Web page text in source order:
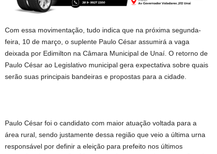
Com essa movimentação, tudo indica que na próxima segunda-
feira, 10 de março, o suplente Paulo César assumirá a vaga
deixada por Edimilton na Câmara Municipal de Unaí. O retorno de
Paulo César ao Legislativo municipal gera expectativa sobre quais
serão suas principais bandeiras e propostas para a cidade.
Paulo César foi o candidato com maior atuação voltada para a
área rural, sendo justamente dessa região que veio a última urna
responsável por definir a eleição para prefeito nos últimos